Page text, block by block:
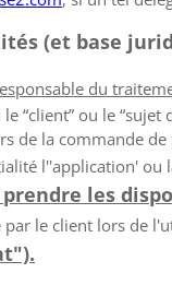
(et base
du
le “client” ou le “sujet
de la commande
l''application' ou
les
par le client lors de